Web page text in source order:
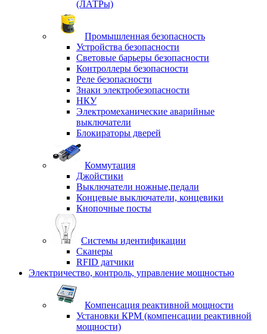
(ЛАТРы)
Промышленная безопасность
Устройства безопасности
Световые барьеры безопасности
Контроллеры безопасности
Реле безопасности
Знаки электробезопасности
НКУ
Электромеханические аварийные
выключатели
Блокираторы дверей
Коммутация
Джойстики
Выключатели ножные,педали
Концевые выключатели, концевики
Кнопочные посты
Системы идентификации
Сканеры
RFID датчики
Электричество, контроль, управление мощностью
Компенсация реактивной мощности
Установки КРМ (компенсации реактивной
мощности)